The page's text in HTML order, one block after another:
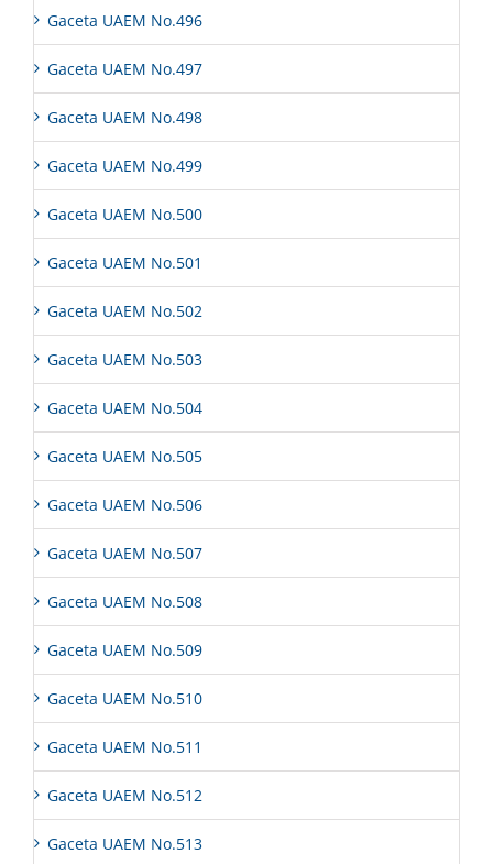
Gaceta UAEM No.496
Gaceta UAEM No.497
Gaceta UAEM No.498
Gaceta UAEM No.499
Gaceta UAEM No.500
Gaceta UAEM No.501
Gaceta UAEM No.502
Gaceta UAEM No.503
Gaceta UAEM No.504
Gaceta UAEM No.505
Gaceta UAEM No.506
Gaceta UAEM No.507
Gaceta UAEM No.508
Gaceta UAEM No.509
Gaceta UAEM No.510
Gaceta UAEM No.511
Gaceta UAEM No.512
Gaceta UAEM No.513